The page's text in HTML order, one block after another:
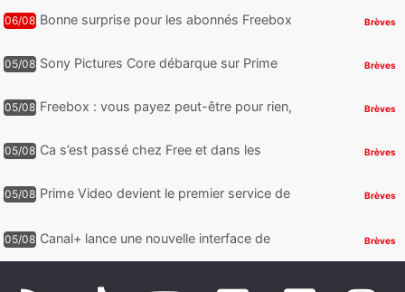
06/08 Bonne surprise pour les abonnés Freebox
Brèves
05/08 Sony Pictures Core débarque sur Prime
Brèves
05/08 Freebox : vous payez peut-être pour rien,
Brèves
05/08 Ca s’est passé chez Free et dans les
Brèves
05/08 Prime Video devient le premier service de
Brèves
05/08 Canal+ lance une nouvelle interface de
Brèves